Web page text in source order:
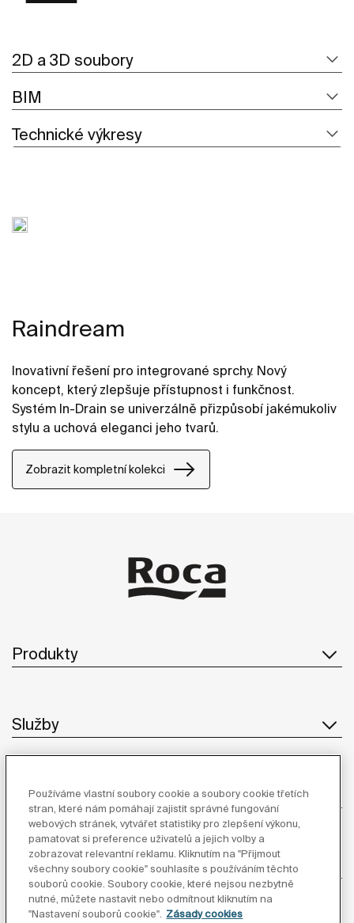
2D a 3D soubory
BIM
Technické výkresy
Raindream
Inovativní řešení pro integrované sprchy. Nový
koncept, který zlepšuje přístupnost i funkčnost.
Systém In-Drain se univerzálně přizpůsobí jakémukoliv
stylu a uchová eleganci jeho tvarů.
Zobrazit kompletní kolekci
Produkty
Služby
O Společnosti
Inspirace
Sledujte nás
Používáme vlastní soubory cookie a soubory cookie třetích
stran, které nám pomáhají zajistit správné fungování
webových stránek, vytvářet statistiky pro zlepšení výkonu,
pamatovat si preference uživatelů a jejich volby a
zobrazovat relevantní reklamu. Kliknutím na "Přijmout
všechny soubory cookie" souhlasíte s používáním těchto
souborů cookie. Soubory cookie, které nejsou nezbytně
nutné, můžete nastavit nebo odmítnout kliknutím na
"Nastavení souborů cookie". Zásady cookies